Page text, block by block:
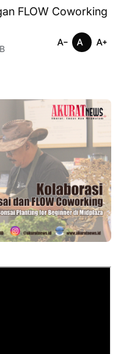
FLOW Coworking